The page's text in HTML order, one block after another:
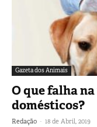
Gazeta dos Animais
O que falha
domésticos?
Redação - 18 de Abril, 2019